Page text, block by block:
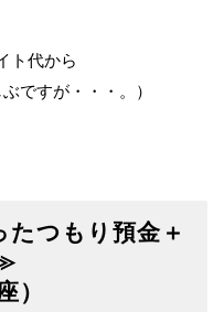
ト代から
ですが・・・。）
つもり預金＋
）